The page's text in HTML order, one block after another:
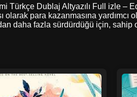
Türkçe Dublaj Altyazılı Full izle
para kazanmasına yardımcı
daha fazla sürdürdüğü için,